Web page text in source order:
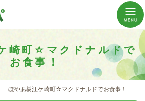
崎町☆マクドナルドで
お食事！
必要なものだけをご提供。介護のことならシェルパへ。
模多機能型居宅介護ぼやあ樹
ぼやあ樹江ケ崎町☆マクドナルドでお食事！